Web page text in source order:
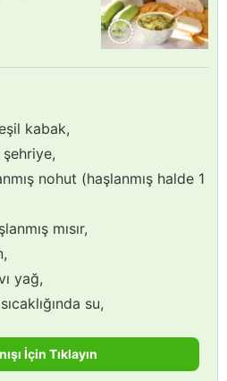
kabak,
nohut (haşlanmış halde 1
mısır,
yağ,
su,
İçin Tıklayın